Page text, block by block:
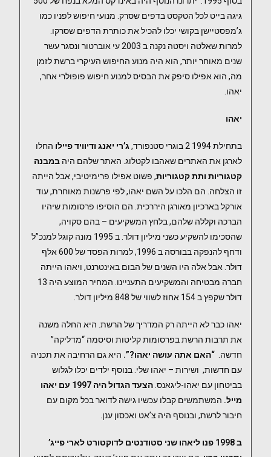
גיגה בייט לכל הטקסט בדפים שסרק. מנועי חיפוש לפניו כמו
ג’מפסטיישן בקושי יכלו להכיל את כותרת הדפים שסרקו.
למרות שאלטה ויסטה נקנה ב 2003 עי אוברטור ונסגר עשר
שנים מאוחר יותר, הוא היה מנוע החיפוש העיקרי ברשת לזמן
מה, הוא אפילו סיפק את הבסיס למנוע חיפוש פופולרי אחר,
יאהו.
יאהו
בתחילת 1994 2 בוגרי סטנפורד, ג’רי יאנג ודיוויד פיילו החלו
לארגן את האתרים שאהבו לקטלוג. האתר שלהם היהבמבנה
קטגוריות ותת קטגוריות, פשוט אפילו פרימיטיבי, אבל הייתה
זו הצלחה. הם הלכו על השם יאהו, לפי פרשנות מאוחרת, עוד
אורקל בארכיון מאורגן היררכית. הם הוסיפו פרסומות שיהיו
הברכה וקללה שלהם, בלחץ המשקיעים – בהם סקויה,
שהסכימו להשקיע כשני מיליון דולר. ב 1995 מונה קוגל למנכ”ל
ודחף להנפקה בבורסה ב 1996, למרות הפסד של 600 אלף
דולר. אבל אלה היו השנים של הבום באינטרנט, ויאהו הייתה
חברה מבטיחה והמשקיעים התעניינו. המחיר המוצע היה 13
דולר שקפץ ב 154 אחוז לשווי של 848 מיליון דולר.
יאהו כבר לא הייתה רק המדריך של הרשת. היא החלה משנה
את תרבות הרשת בפרסומות קליטות וסיסמה “מדליקה”
חדשה.“האם אתה עושה יאהו?”. היא גם הרחיבה את תכניה
עם חדשות, ושירות – יאהו שלי. בנוסף ילדים יכלו לגלוש
בביטחון עם יאהו-ליגאנס.
הצעד הגדול היה 1997 עם יאהו
מייל. המשתמשים קבלו עכשיו גישה לדואר בכל מקום עם
חיבור לרשת, ובנוסף היה צ’אט ואכסון ענן.
ב 1998 פנו ליאהו שני סטודנטים לדוקטורט לארי פייג’